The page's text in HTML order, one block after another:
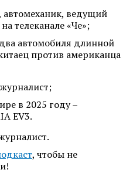
автомеханик, ведущий
телеканале «Че»;
автомобиля длинной
против американца
в 2025 году –
EV3.
, чтобы не